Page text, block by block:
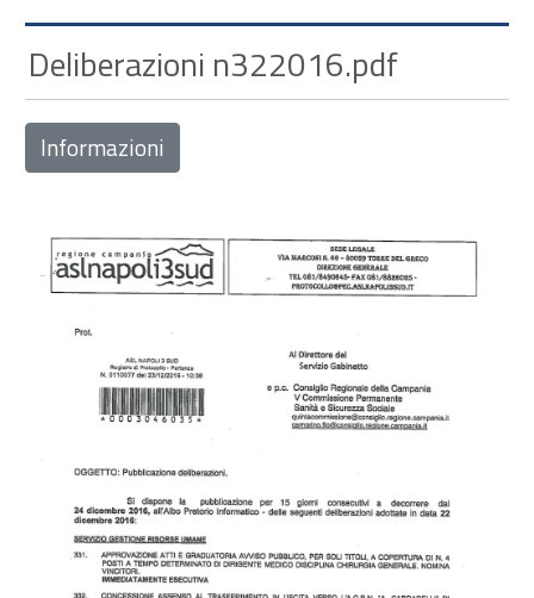
Deliberazioni n322016.pdf
Informazioni